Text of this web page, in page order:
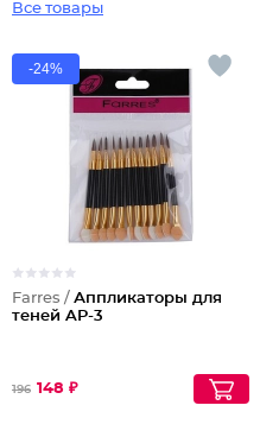
Все товары
-24%
Farres / Аппликаторы для
теней AP-3
196 148 ₽